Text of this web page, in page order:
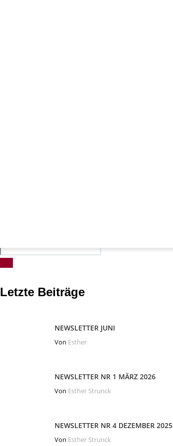
Letzte Beiträge
NEWSLETTER JUNI
Von Esther
NEWSLETTER NR 1 MÄRZ 2026
Von Esther Strunck
NEWSLETTER NR 4 DEZEMBER 2025
Von Esther Strunck